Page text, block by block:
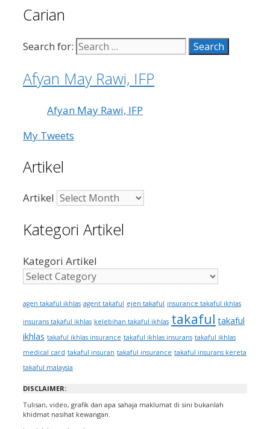
Carian
Search for:
Afyan May Rawi, IFP
Afyan May Rawi, IFP
My Tweets
Artikel
Artikel
Kategori Artikel
Kategori Artikel
agen takaful ikhlas agent takaful ejen takaful insurance takaful ikhlas
insurans takaful ikhlas kelebihan takaful ikhlas takaful takaful
ikhlas takaful ikhlas insurance takaful ikhlas insurans takaful ikhlas
medical card takaful insuran takaful insurance takaful insurans kereta
takaful malaysia
DISCLAIMER:
Tulisan, video, grafik dan apa sahaja maklumat di sini bukanlah
khidmat nasihat kewangan.